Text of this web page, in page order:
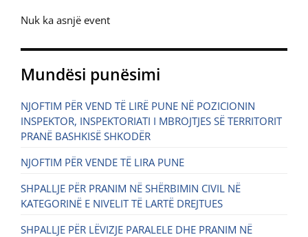
Nuk ka asnjë event
Mundësi punësimi
NJOFTIM PËR VEND TË LIRË PUNE NË POZICIONIN
INSPEKTOR, INSPEKTORIATI I MBROJTJES SË TERRITORIT
PRANË BASHKISË SHKODËR
NJOFTIM PËR VENDE TË LIRA PUNE
SHPALLJE PËR PRANIM NË SHËRBIMIN CIVIL NË
KATEGORINË E NIVELIT TË LARTË DREJTUES
SHPALLJE PËR LËVIZJE PARALELE DHE PRANIM NË